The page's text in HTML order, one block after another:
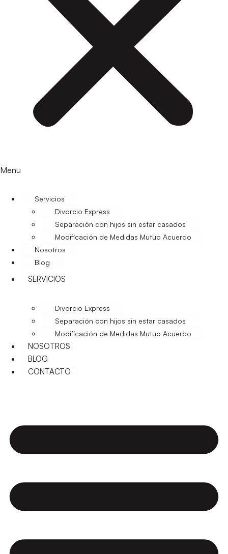
Menu
Servicios
Divorcio Express
Separación con hijos sin estar casados
Modificación de Medidas Mutuo Acuerdo
Nosotros
Blog
SERVICIOS
Divorcio Express
Separación con hijos sin estar casados
Modificación de Medidas Mutuo Acuerdo
NOSOTROS
BLOG
CONTACTO